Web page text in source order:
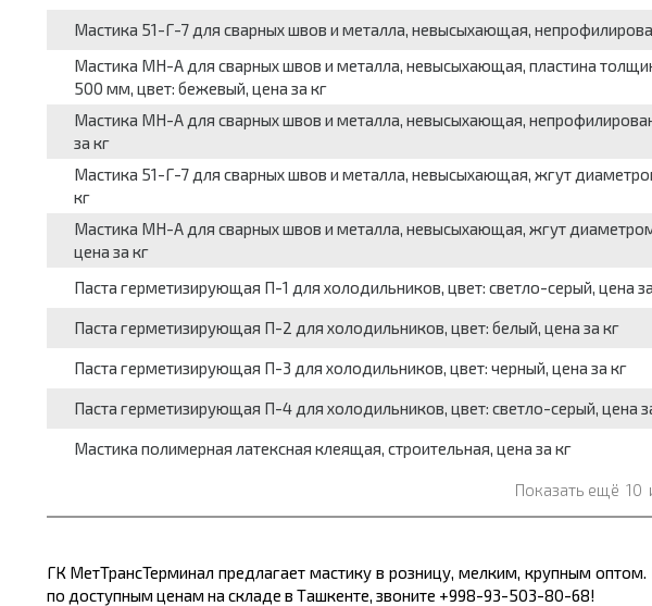
Мастика 51-Г-7 для сварных швов и металла, невысыхающая,
Мастика МН-А для сварных швов и металла, невысыхающая, пластина
500 мм, цвет: бежевый, цена за кг
Мастика МН-А для сварных швов и металла, невысыхающая,
за кг
Мастика 51-Г-7 для сварных швов и металла, невысыхающая, жгут
кг
Мастика МН-А для сварных швов и металла, невысыхающая, жгут
цена за кг
Паста герметизирующая П-1 для холодильников, цвет: светло-серый, цена
Паста герметизирующая П-2 для холодильников, цвет: белый, цена за кг
Паста герметизирующая П-3 для холодильников, цвет: черный, цена за кг
Паста герметизирующая П-4 для холодильников, цвет: светло-серый, цена
Мастика полимерная латексная клеящая, строительная, цена за кг
Показать ещё 10
ГК МетТрансТерминал предлагает мастику в розницу, мелким, крупным
по доступным ценам на складе в Ташкенте, звоните +998-93-503-80-68!